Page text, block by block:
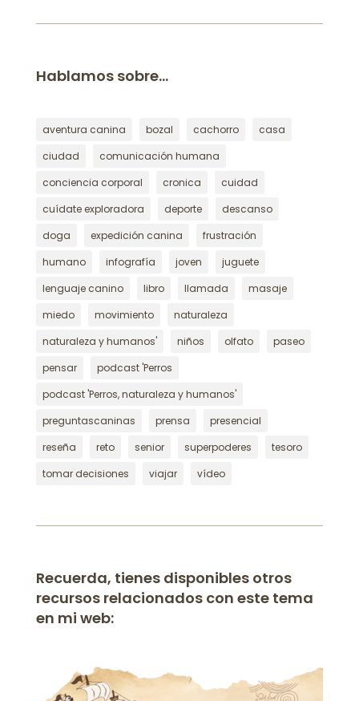
Hablamos sobre…
aventura canina bozal cachorro
casa
ciudad
comunicación humana
conciencia corporal
cronica
cuidad
cuídate exploradora
deporte
descanso
doga
expedición canina
frustración
humano
infografía joven
juguete
lenguaje canino
libro llamada
masaje
miedo
movimiento
naturaleza
naturaleza y humanos'
niños olfato
paseo
pensar
podcast 'Perros
podcast 'Perros, naturaleza y humanos'
preguntascaninas
prensa
presencial
reseña
reto senior superpoderes
tesoro
tomar decisiones
viajar vídeo
Recuerda, tienes disponibles otros
recursos relacionados con este tema
en mi web: